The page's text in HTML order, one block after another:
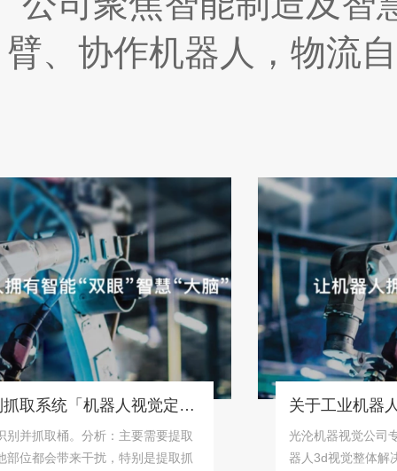
臂、协作机器人，物流
桶状物体识别抓取系统「机器人视觉定位抓取解决方案」
取桶。分析：主要需要提取
会带来干扰，特别是提取抓
光沦机器视觉公司专注
器人3d视觉整体解决方